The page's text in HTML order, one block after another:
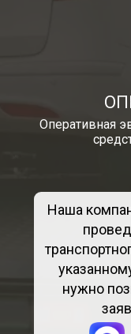
Оперативная
Наша
нужно